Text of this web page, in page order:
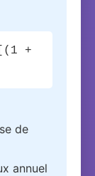
+
de
annuel